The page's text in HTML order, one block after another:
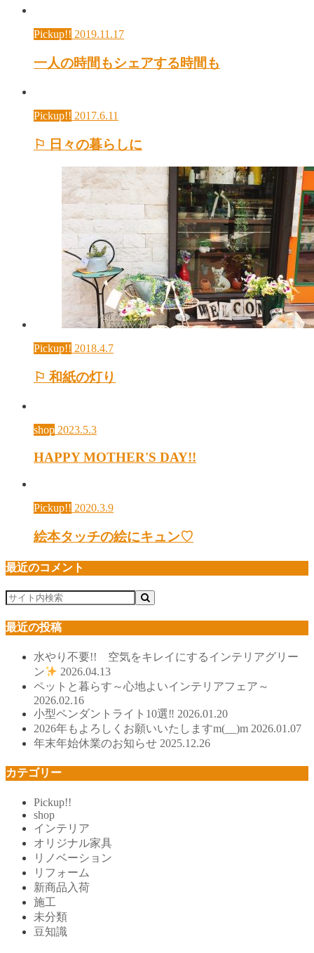
Pickup!! 2019.11.17
一人の時間もシェアする時間も
Pickup!! 2017.6.11
⚐ 日々の暮らしに
Pickup!! 2018.4.7
⚐ 和紙の灯り
shop 2023.5.3
HAPPY MOTHER'S DAY!!
Pickup!! 2020.3.9
絵本タッチの絵にキュン♡
最近のコメント
最近の投稿
水やり不要!! 空気をキレイにするインテリアグリー
ン
2026.04.13
ペットと暮らす～心地よいインテリアフェア～
2026.02.16
小型ペンダントライト10選‼ 2026.01.20
2026年もよろしくお願いいたしますm(__)m 2026.01.07
年末年始休業のお知らせ 2025.12.26
カテゴリー
Pickup!!
shop
インテリア
オリジナル家具
リノベーション
リフォーム
新商品入荷
施工
未分類
豆知識